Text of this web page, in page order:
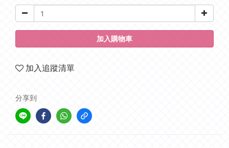
加入購物車
加入追蹤清單
分享到